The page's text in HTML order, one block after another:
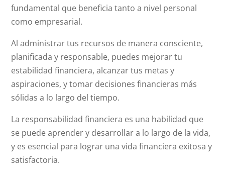
fundamental que beneficia tanto a nivel personal
como empresarial.
Al administrar tus recursos de manera consciente,
planificada y responsable, puedes mejorar tu
estabilidad financiera, alcanzar tus metas y
aspiraciones, y tomar decisiones financieras más
sólidas a lo largo del tiempo.
La responsabilidad financiera es una habilidad que
se puede aprender y desarrollar a lo largo de la vida,
y es esencial para lograr una vida financiera exitosa y
satisfactoria.